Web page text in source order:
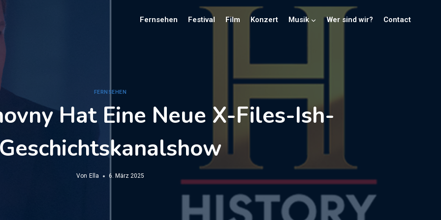
Fernsehen Festival Film Konzert Musik Wer sind wir? Contact
FERNSEHEN
Hat Eine Neue X-Files-Ish-
Geschichtskanalshow
Von Ella 6. März 2025